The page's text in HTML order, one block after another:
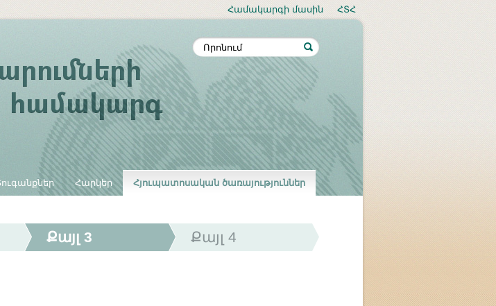
Համակարգի մասին ՀՏՀ
Հարկեր Հյուպատոսական ծառայություններ
Քայլ 3 Քայլ 4